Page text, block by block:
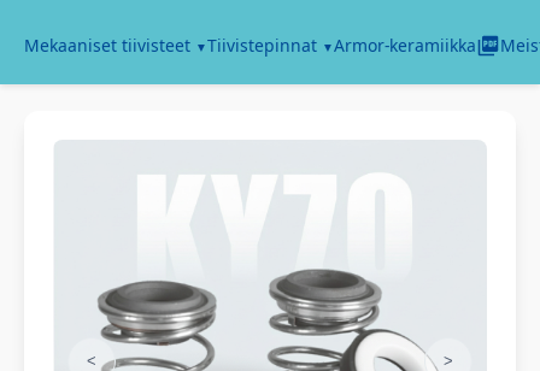
Mekaaniset tiivisteet Tiivistepinnat Armor-keramiikka
< >